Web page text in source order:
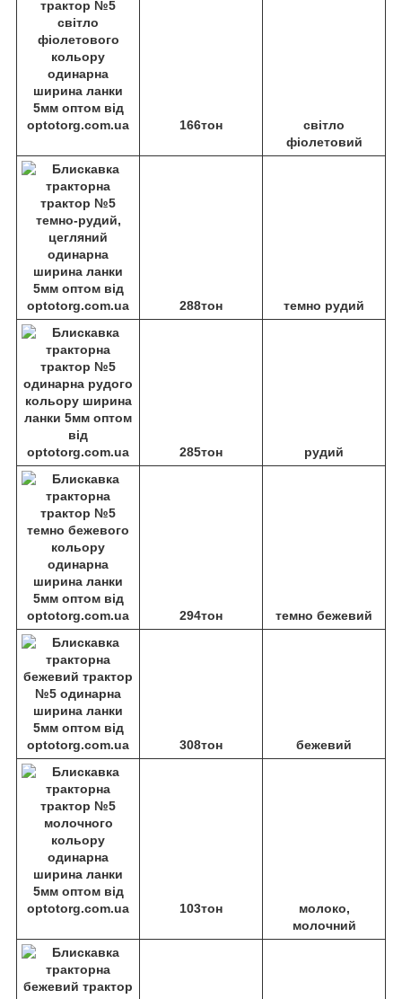
166тон
світло
фіолетовий
288тон темно рудий
285тон рудий
294тон темно бежевий
308тон бежевий
103тон
молоко,
молочний